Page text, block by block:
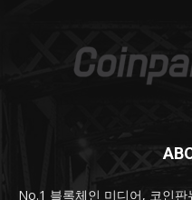
No.1 블록체인 미디어, 코인판